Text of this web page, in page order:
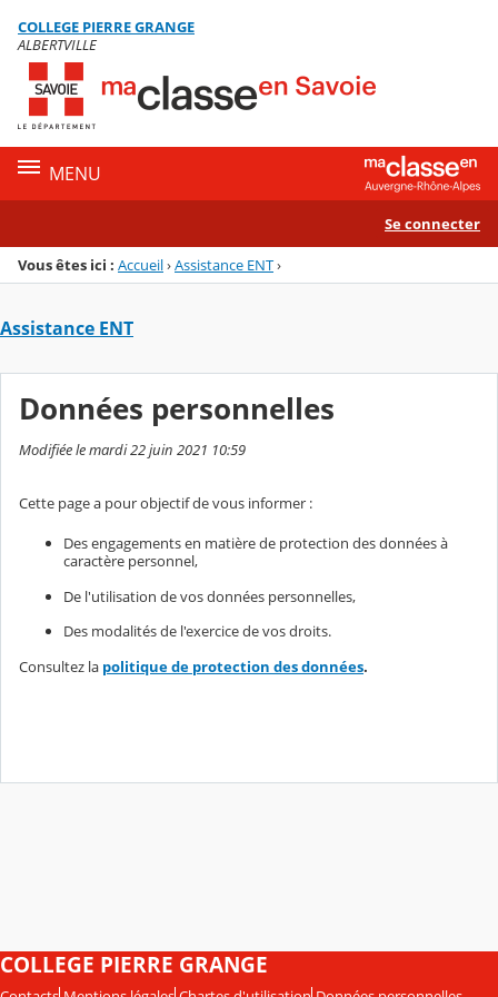
Menu de la rubrique
Contenu
COLLEGE PIERRE GRANGE
ALBERTVILLE
MENU
Se connecter
Vous êtes ici : Accueil›Assistance ENT›
Assistance ENT
Données personnelles
Modifiée le mardi 22 juin 2021 10:59
Cette page a pour objectif de vous informer :
Des engagements en matière de protection des données à
caractère personnel,
De l'utilisation de vos données personnelles,
Des modalités de l'exercice de vos droits.
Consultez la politique de protection des données.
COLLEGE PIERRE GRANGE